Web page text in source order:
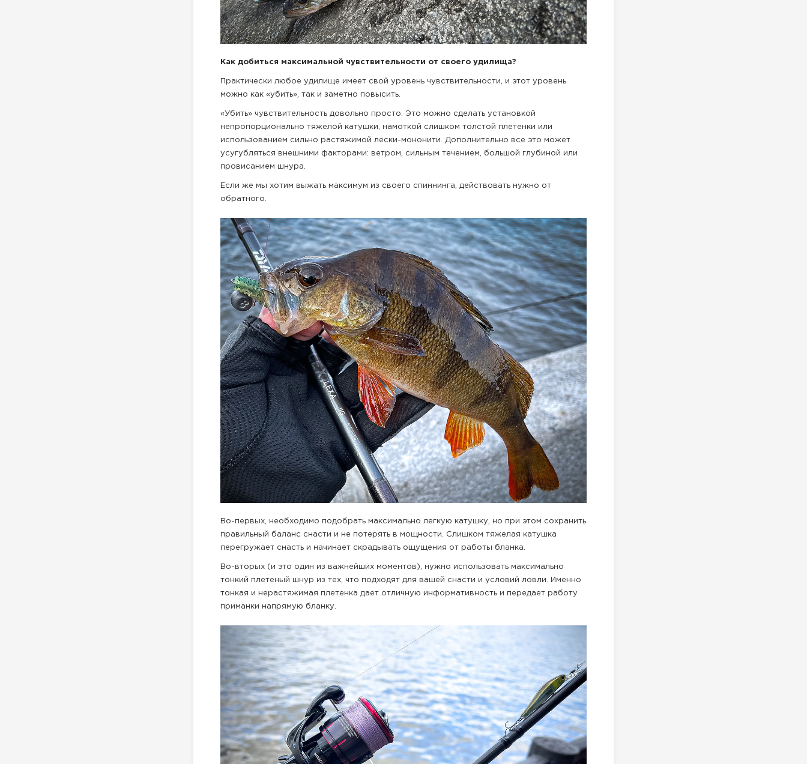
Как добиться максимальной чувствительности от своего удилища?
Практически любое удилище имеет свой уровень чувствительности, и этот уровень
можно как «убить», так и заметно повысить.
«Убить» чувствительность довольно просто. Это можно сделать установкой
непропорционально тяжелой катушки, намоткой слишком толстой плетенки или
использованием сильно растяжимой лески-мононити. Дополнительно все это может
усугубляться внешними факторами: ветром, сильным течением, большой глубиной или
провисанием шнура.
Если же мы хотим выжать максимум из своего спиннинга, действовать нужно от
обратного.
Во-первых, необходимо подобрать максимально легкую катушку, но при этом сохранить
правильный баланс снасти и не потерять в мощности. Слишком тяжелая катушка
перегружает снасть и начинает скрадывать ощущения от работы бланка.
Во-вторых (и это один из важнейших моментов), нужно использовать максимально
тонкий плетеный шнур из тех, что подходят для вашей снасти и условий ловли. Именно
тонкая и нерастяжимая плетенка дает отличную информативность и передает работу
приманки напрямую бланку.